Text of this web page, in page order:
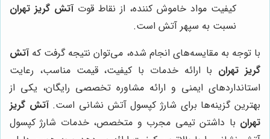
کیفیت مواد خاموش کننده، از نقاط قوتآتش گریز تهران
نسبت به سپهر آتش است.
با توجه به مقایسه‌های انجام شده، می‌توان نتیجه گرفت کهآتش
گریز تهران با ارائه خدمات با کیفیت، قیمت مناسب، رعایت
استانداردهای ایمنی و ارائه مشاوره تخصصی رایگان، یکی از
بهترین گزینه‌ها برای شارژ کپسول آتش نشانی است.آتش گریز
تهران با داشتن تیمی مجرب و متخصص، خدمات شارژ کپسول